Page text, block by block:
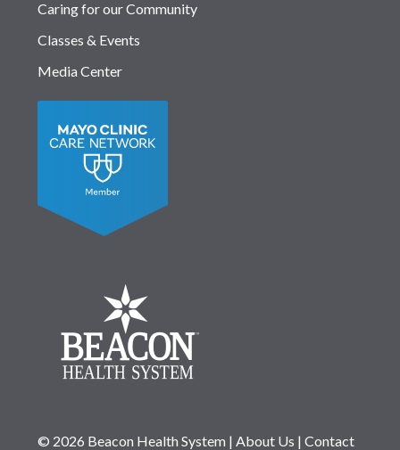
Caring for our Community
Classes & Events
Media Center
© 2026 Beacon Health System| About Us | Contact